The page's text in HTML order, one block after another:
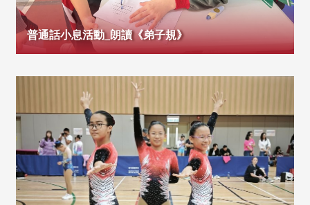
普通話小息活動_朗讀《弟子規》